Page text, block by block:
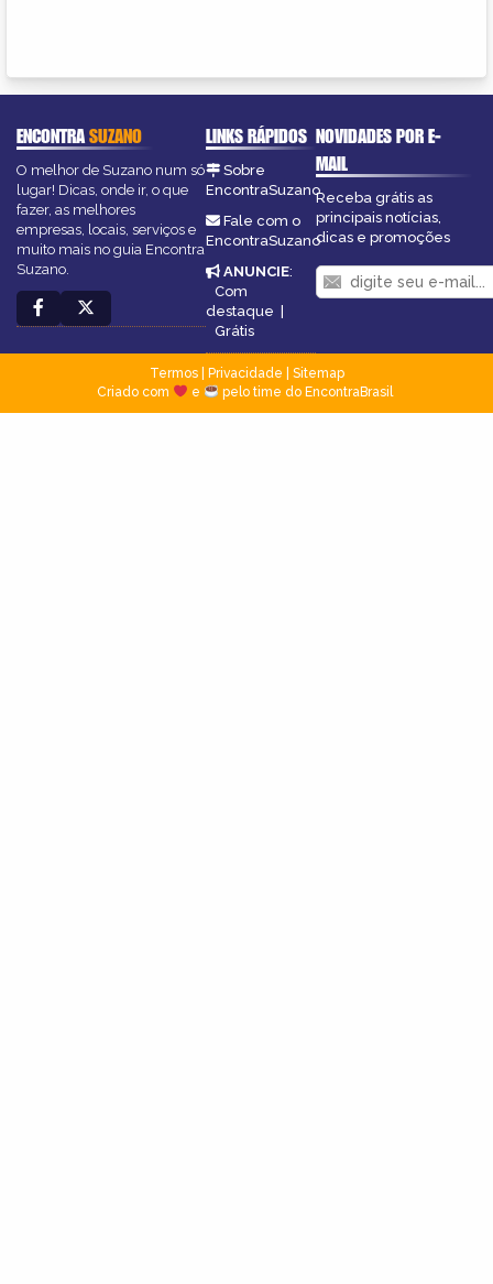
ENCONTRASUZANO
O melhor de Suzano num só
lugar! Dicas, onde ir, o que
fazer, as melhores
empresas, locais, serviços e
muito mais no guia Encontra
Suzano.
LINKS RÁPIDOS
Sobre
EncontraSuzano
Fale com o
EncontraSuzano
ANUNCIE:
Com
destaque |
Grátis
NOVIDADES POR E-
MAIL
Receba grátis as
principais notícias,
dicas e promoções
Termos| Privacidade
Sitemap
Criado com
e pelo time do EncontraBrasil